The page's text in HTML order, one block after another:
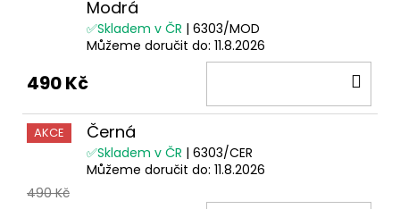
Modrá
✅Skladem v ČR | 6303/MOD
Můžeme doručit do: 11.8.2026
490 Kč
AKCE Černá
✅Skladem v ČR | 6303/CER
Můžeme doručit do: 11.8.2026
490 Kč